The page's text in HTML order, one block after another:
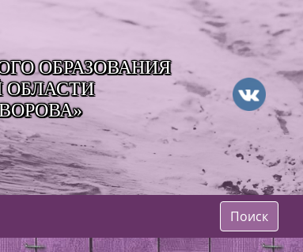
ОБРАЗОВАНИЯ
ОБЛАСТИ
Поиск